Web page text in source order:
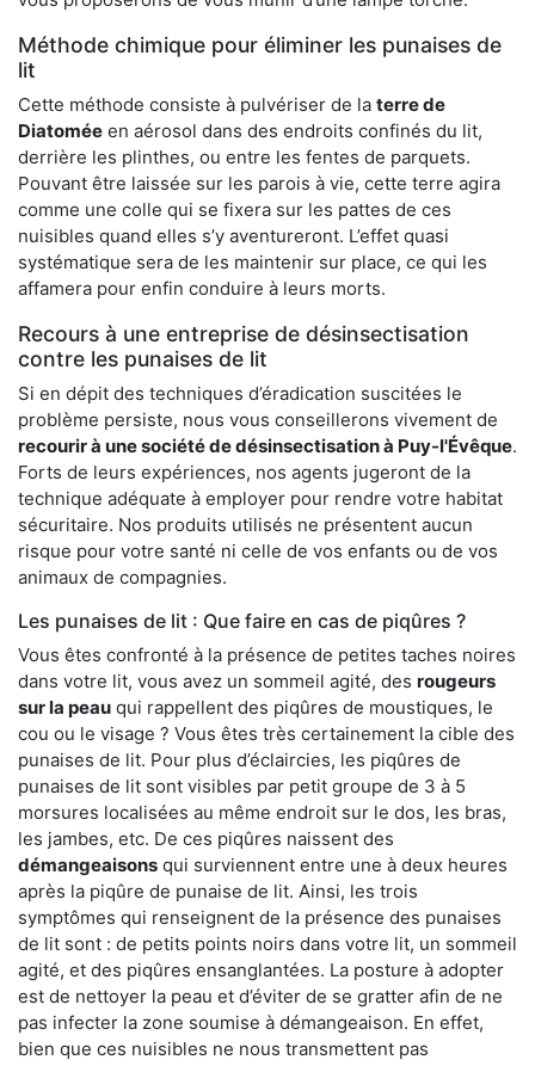
Méthode chimique pour éliminer les punaises de
lit
Cette méthode consiste à pulvériser de la terre de
Diatomée en aérosol dans des endroits confinés du lit,
derrière les plinthes, ou entre les fentes de parquets.
Pouvant être laissée sur les parois à vie, cette terre agira
comme une colle qui se fixera sur les pattes de ces
nuisibles quand elles s’y aventureront. L’effet quasi
systématique sera de les maintenir sur place, ce qui les
affamera pour enfin conduire à leurs morts.
Recours à une entreprise de désinsectisation
contre les punaises de lit
Si en dépit des techniques d’éradication suscitées le
problème persiste, nous vous conseillerons vivement de
recourir à une société de désinsectisation à Puy-l'Évêque.
Forts de leurs expériences, nos agents jugeront de la
technique adéquate à employer pour rendre votre habitat
sécuritaire. Nos produits utilisés ne présentent aucun
risque pour votre santé ni celle de vos enfants ou de vos
animaux de compagnies.
Les punaises de lit : Que faire en cas de piqûres ?
Vous êtes confronté à la présence de petites taches noires
dans votre lit, vous avez un sommeil agité, des rougeurs
sur la peau qui rappellent des piqûres de moustiques, le
cou ou le visage ? Vous êtes très certainement la cible des
punaises de lit. Pour plus d’éclaircies, les piqûres de
punaises de lit sont visibles par petit groupe de 3 à 5
morsures localisées au même endroit sur le dos, les bras,
les jambes, etc. De ces piqûres naissent des
démangeaisons qui surviennent entre une à deux heures
après la piqûre de punaise de lit. Ainsi, les trois
symptômes qui renseignent de la présence des punaises
de lit sont : de petits points noirs dans votre lit, un sommeil
agité, et des piqûres ensanglantées. La posture à adopter
est de nettoyer la peau et d’éviter de se gratter afin de ne
pas infecter la zone soumise à démangeaison. En effet,
bien que ces nuisibles ne nous transmettent pas